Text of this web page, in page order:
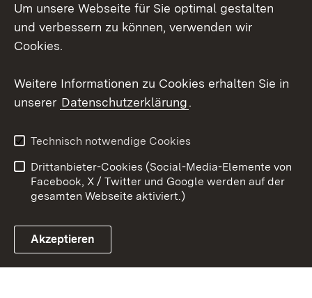
Mastodon
Youtube
Link zum Landesportal
Kontakt
Datenschutz
Barrierefreiheit
Impressum Cookies
Um unsere Webseite für Sie optimal gestalten
und verbessern zu können, verwenden wir
Cookies.
Weitere Informationen zu Cookies erhalten Sie in
unserer Datenschutzerklärung.
Technisch notwendige Cookies
Drittanbieter-Cookies (Social-Media-Elemente von
Facebook, X / Twitter und Google werden auf der
gesamten Webseite aktiviert.)
Akzeptieren